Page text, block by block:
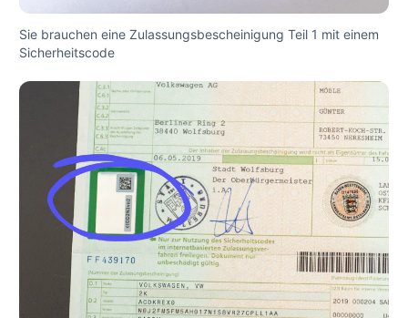
Sie brauchen eine Zulassungsbescheinigung Teil 1 mit einem
Sicherheitscode